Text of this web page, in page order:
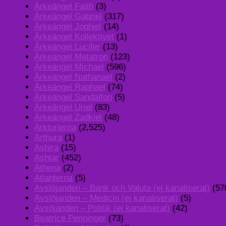
Ärkeängel Faith (3)
Ärkeängel Gabriel (317)
Ärkeängel Jophiel (14)
Ärkeängel Kollektivet (1)
Ärkeängel Lucifer (13)
Ärkeängel Metatron (123)
Ärkeängel Michael (596)
Ärkeängel Nathanael (2)
Ärkeängel Raphael (74)
Ärkeängel Sandalfon (5)
Ärkeängel Uriel (83)
Ärkeängel Zadkiel (48)
Arkturierna (2,525)
Arthura (1)
Ashira (15)
Ashtar (452)
Athena (2)
Atlanterna (5)
Avslöjanden – Bank och Valuta (ej kanaliserat)
Avslöjanden – Medicin (ej kanaliserat) (5)
Avsöjanden – Politik (ej kanaliserat) (42)
Beatrice Penninger (73)